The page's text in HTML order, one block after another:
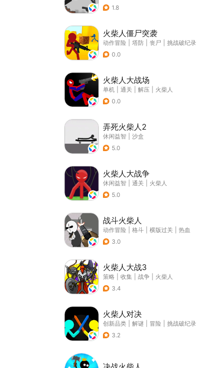
1.8
火柴人僵尸突袭
动作冒险 塔防 丧尸
挑战破纪录
0.0
火柴人大战场
单机 通关 解压
火柴人
0.0
弄死火柴人2
休闲益智
沙盒
5.0
火柴人大战争
休闲益智 通关
火柴人
5.0
战斗火柴人
动作冒险 格斗 横版过关
热血
3.0
火柴人大战3
策略 收集 战争
火柴人
3.4
火柴人对决
创新品类 解谜 冒险
挑战破纪录
3.2